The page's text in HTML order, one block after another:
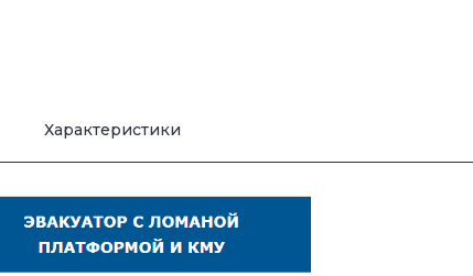
Характеристики